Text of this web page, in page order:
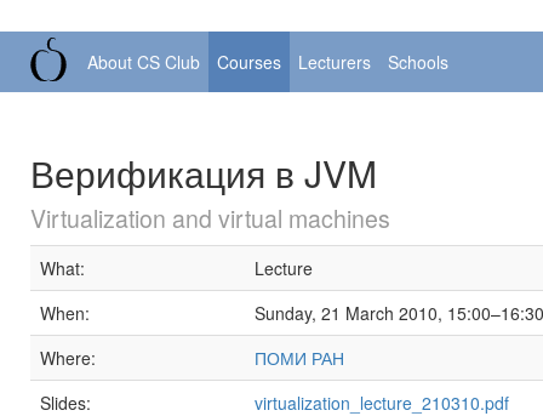
About CS Club Courses Lecturers Schools
Верификация в JVM
Virtualization and virtual machines
What:
Lecture
When:
Sunday, 21 March 2010, 15:00–16:30
Where:
ПОМИ РАН
Slides:
virtualization_lecture_210310.pdf